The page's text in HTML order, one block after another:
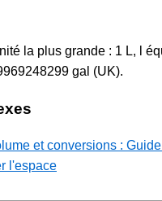
la plus grande : 1 L, l
gal (UK).
et conversions :
l'espace